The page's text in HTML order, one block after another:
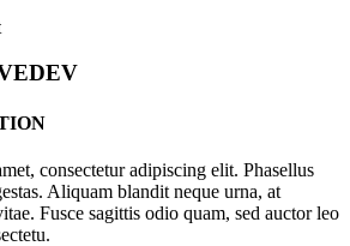
consectetur adipiscing elit. Phasellus
Aliquam blandit neque urna, at
Fusce sagittis odio quam, sed auctor leo